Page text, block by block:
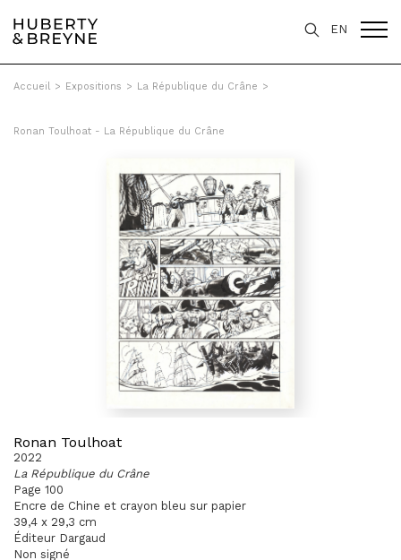
EN
Accueil > Expositions > La République du Crâne >
Ronan Toulhoat - La République du Crâne
Ronan Toulhoat
2022
La République du Crâne
Page 100
Encre de Chine et crayon bleu sur papier
39,4 x 29,3 cm
Éditeur Dargaud
Non signé